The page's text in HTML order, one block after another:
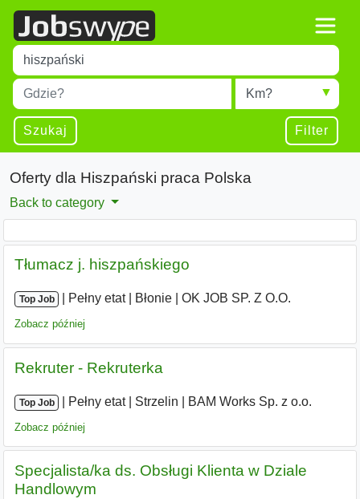
Title
Type 1 or more characters for results.
Miejscowość
Type 1 or more characters for results.
Radius
Szukaj Filter
Oferty dla Hiszpański praca Polska
Back to category
Tłumacz j. hiszpańskiego
Top Job Pełny etat| Błonie OK JOB SP. Z O.O.
Zobacz później
Rekruter - Rekruterka
Top Job Pełny etat| Strzelin BAM Works Sp. z o.o.
Zobacz później
Specjalista/ka ds. Obsługi Klienta w Dziale
Handlowym